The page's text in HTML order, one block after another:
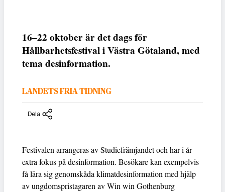
16–22 oktober är det dags för
Hållbarhetsfestival i Västra Götaland, med
tema desinformation.
LANDETS FRIA TIDNING
Dela
Festivalen arrangeras av Studiefrämjandet och har i år
extra fokus på desinformation. Besökare kan exempelvis
få lära sig genomskåda klimatdesinformation med hjälp
av ungdomspristagaren av Win win Gothenburg